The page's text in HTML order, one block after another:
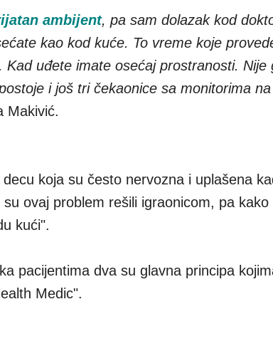
ambijent, pa sam dolazak kod
kao kod kuće. To vreme koje
Kad uđete imate osećaj prostranosti. Nije
i još tri čekaonice sa monitorima
Makivić.
koja su često nervozna i uplašena
ovaj problem rešili igraonicom, pa
kući".
pacijentima dva su glavna principa
Medic".